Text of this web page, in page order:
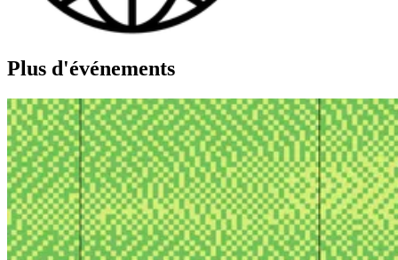
Plus d'événements